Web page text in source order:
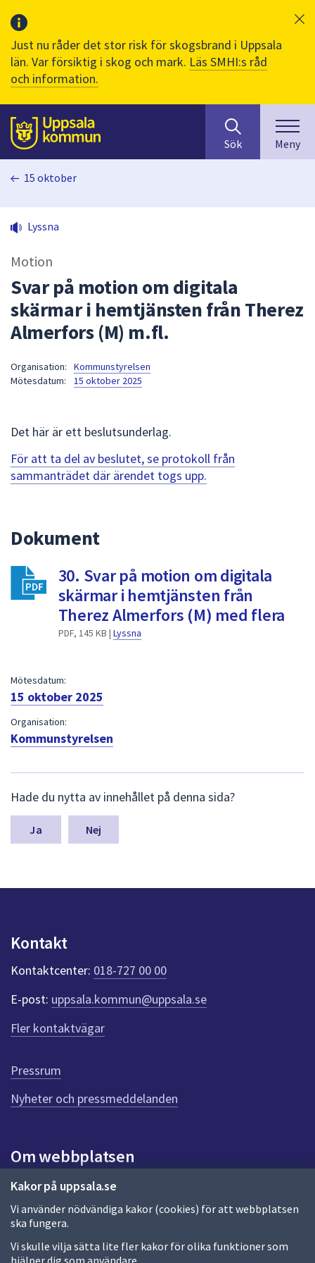
Just nu råder det stor risk för skogsbrand i Uppsala
län. Var försiktig i skog och mark. Läs SMHI:s råd
och information.
Till sidans
huvudinnehåll
efter
innehåll
på
sökfältet
kommer
sökförslag
att
navigera
mellan
välja
något
av
Sök Meny
Kakor på uppsala.se
Vi använder nödvändiga kakor (cookies) för att webbplatsen
ska fungera.
Vi skulle vilja sätta lite fler kakor för olika funktioner som
hjälper dig som användare.
15 oktober
Lyssna
Motion
Svar på motion om digitala
skärmar i hemtjänsten från Therez
Almerfors (M) m.fl.
Organisation:
Kommunstyrelsen
Mötesdatum:
15 oktober 2025
Det här är ett beslutsunderlag.
För att ta del av beslutet, se protokoll från
sammanträdet där ärendet togs upp.
Dokument
30. Svar på motion om digitala
skärmar i hemtjänsten från
Therez Almerfors (M) med flera
PDF, 145 KB | Lyssna
Mötesdatum:
15 oktober 2025
Organisation:
Kommunstyrelsen
ä
m
a
n
k
t
e
r
f
ö
r
e
n
n
a
d
a
Hade du nytta av innehållet på denna sida?
Nej
Kontakt
Kontaktcenter: 018-727 00 00
E-post: uppsala.kommun@uppsala.se
Fler kontaktvägar
Pressrum
Nyheter och pressmeddelanden
Om webbplatsen
Om webbplatsen
Allmänna handlingar och diarium
Behandling av personuppgifter